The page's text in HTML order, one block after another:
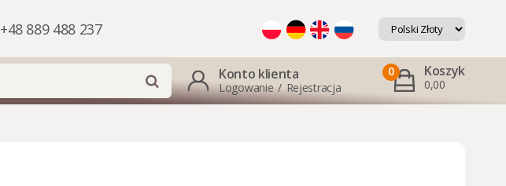
+48 889 488 237
Konto klienta
Logowanie / Rejestracja
0 Koszyk
0,00